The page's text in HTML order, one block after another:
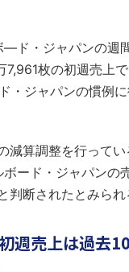
―ド・ジャパンの週
枚の初週売上
・ジャパンの慣例
減算調整を行って
ボード・ジャパンの
断されたとみられ
週売上は過去